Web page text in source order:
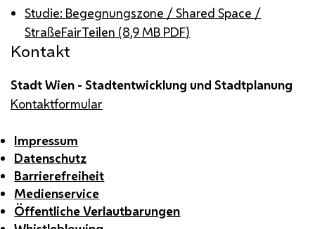
Studie: Begegnungszone / Shared Space /
StraßeFairTeilen (8,9 MB PDF)
Kontakt
Stadt Wien - Stadtentwicklung und Stadtplanung
Kontaktformular
Impressum
Datenschutz
Barrierefreiheit
Medienservice
Öffentliche Verlautbarungen